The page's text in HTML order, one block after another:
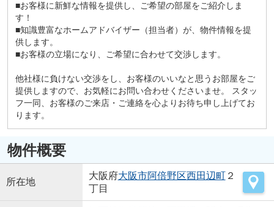
■お客様に新鮮な情報を提供し、ご希望の部屋をご紹介しま
す！
■知識豊富なホームアドバイザー（担当者）が、物件情報を提
供します。
■お客様の立場になり、ご希望に合わせて交渉します。
他社様に負けない交渉をし、お客様のいいなと思うお部屋をご
提供しますので、お気軽にお問い合わせくださいませ。 スタッ
フ一同、お客様のご来店・ご連絡を心よりお待ち申し上げてお
ります。
物件概要
所在地
大阪府大阪市阿倍野区西田辺町２
丁目